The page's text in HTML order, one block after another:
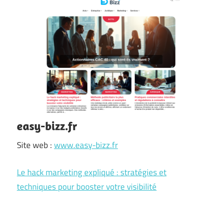
easy-bizz.fr
Site web :www.easy-bizz.fr
Le hack marketing expliqué : stratégies et
techniques pour booster votre visibilité